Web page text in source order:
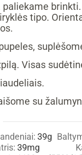
tipo.
Visas
su
39g
39mg